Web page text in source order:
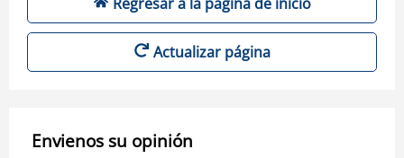
Actualizar página
Envienos su opinión